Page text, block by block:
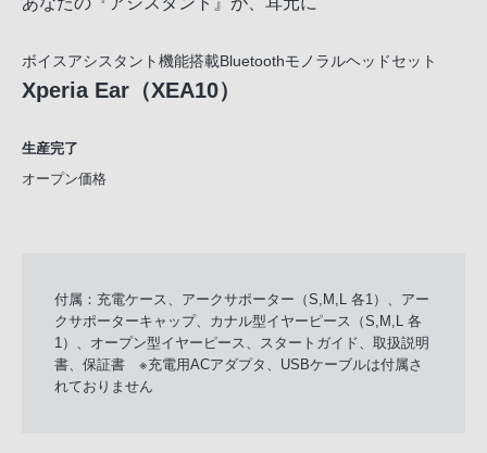
ボイスアシスタント機能搭載Bluetoothモノラルヘッドセット
Xperia Ear（XEA10）
生産完了
オープン価格
付属：充電ケース、アークサポーター（S,M,L 各1）、アー
クサポーターキャップ、カナル型イヤーピース（S,M,L 各
1）、オープン型イヤーピース、スタートガイド、取扱説明
書、保証書 ※充電用ACアダプタ、USBケーブルは付属さ
れておりません